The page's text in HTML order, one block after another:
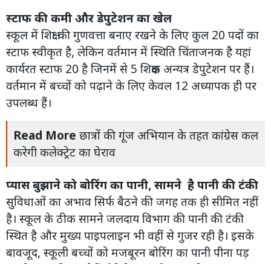
स्टाफ की कमी और डेपुटेशन का खेल
स्कूल में शिक्षा की गुणवत्ता बनाए रखने के लिए कुल 20 पदों का
स्टाफ स्वीकृत है, लेकिन वर्तमान में स्थिति चिंताजनक है यहां
कार्यरत स्टाफ 20 है जिनमें से 5 शिक्षक अन्यत्र डेपुटेशन पर हैं।
वर्तमान में बच्चों को पढ़ाने के लिए केवल 12 अध्यापक ही पर
उपलब्ध हैं।
Read More छात्रों की गूंज अभियान के तहत कांग्रेस कल
करेगी कलेक्ट्रेट का घेराव
प्यास बुझाने को बोरिंग का पानी, सामने है पानी की टंकी
सुविधाओं का अभाव सिर्फ बैठने की जगह तक ही सीमित नहीं
है। स्कूल के ठीक सामने जलदाय विभाग की पानी की टंकी
स्थित है और मुख्य पाइपलाइन भी वहीं से गुजर रही है। इसके
बावजूद, स्कूली बच्चों को मजबूरन बोरिंग का पानी पीना पड़